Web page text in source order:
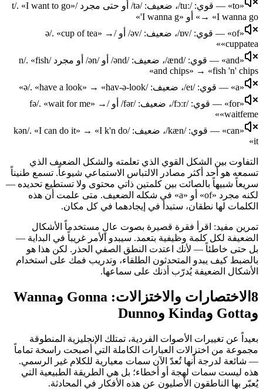
«to» — قوي: /tuː/، ضعيف: /tə/ أو حتى مجرد /t/. «I want to go»
→ «I wanna go» أو «I wanna g'»
«of» — قوي: /ɒv/، ضعيف: /əv/ أو /ə/. «cup of tea» →
«cuppatea»
«and» — قوي: /ænd/، ضعيف: /ənd/ أو /ən/ أو مجرد /n/. «fish
and chips» → «fish 'n' chips»
«a» — قوي: /eɪ/، ضعيف: /ə/. «have a look» → «hav-ə-look»
«for» — قوي: /fɔːr/، ضعيف: /fər/ أو /fə/. «wait for me» →
«waitfeme»
«can» — قوي: /kæn/، ضعيف: /kən/. «I can do it» → «I k'n do
it»
التفاوت بين الشكل القوي الذي تعلمته والشكل الضعيف الذي
تسمعه هو أحد أكثر مصادر الالتباس الاستماعي شيوعاً. تسمع طنيناً
سريعاً شبيهاً بالصائت بين كلمتين ذاتي محتوى ولا تستطيع تحديده —
لكنه مجرد «of» أو «a» في شكله الضعيف. متى علمت أن هذه
الكلمات لها نطقان، ستبدأ في إيجادهما في كل مكان.
تمرين مفيد: اقرأ فقرة قصيرة بصوت عالٍ مستخدماً الأشكال
الضعيفة لكل كلمة وظيفية بتعمد. سيبدو الأمر غريباً في البداية —
بل حتى خاطئاً — لأنك اعتدت النطق الصفي الحذر. لكن هذا هو
بالضبط كيف يبدو المتحدثون الطلقاء، وتدريب فمك على استخدام
الأشكال الضعيفة يُدرّب أذنك على سماعها.
8
الاختصارات والاختزالات: Gonna وWanna
وGotta وKinda وDunno
بعيداً عن تغييرات الأصوات الفردية، تمتلك الإنجليزية المنطوقة
مجموعة من اختزالات العبارات الكاملة التي أصبحت راسخة تماماً
— شائعة لدرجة أنها تُعدّ الآن سمات معيارية للكلام غير الرسمي.
هذه ليست سمات لهجة أو أخطاء؛ بل هي الطريقة الطبيعية التي
يُعبّر بها الناطقون الأصليون عن هذه الأفكار في المحادثة.